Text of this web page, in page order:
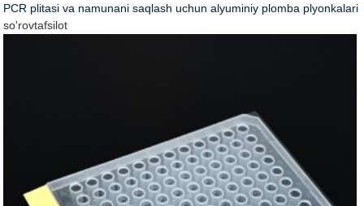
PCR plitasi va namunani saqlash uchun alyuminiy plomba plyonkalari
so'rovtafsilot